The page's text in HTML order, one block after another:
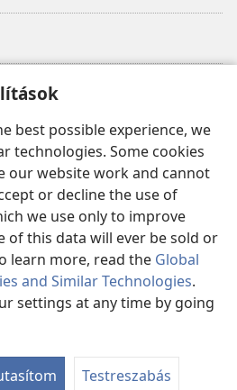
best possible experience, we
technologies. Some cookies
our website work and cannot
or decline the use of
we use only to improve
of this data will ever be sold or
learn more, read the Global
and Similar Technologies.
settings at any time by going
Testreszabás
Bible and Tract Society of Pennsylvania.
BEÁLLÍTÁSOK